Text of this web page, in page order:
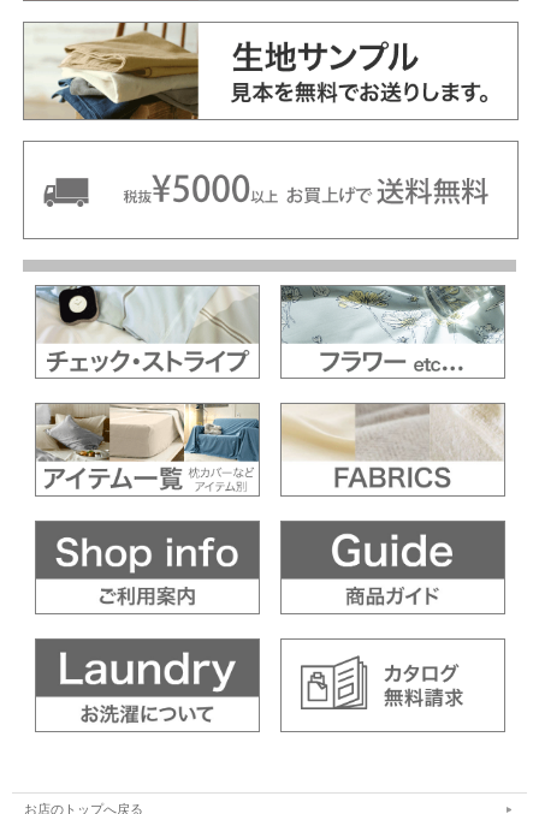
お店のトップへ戻る